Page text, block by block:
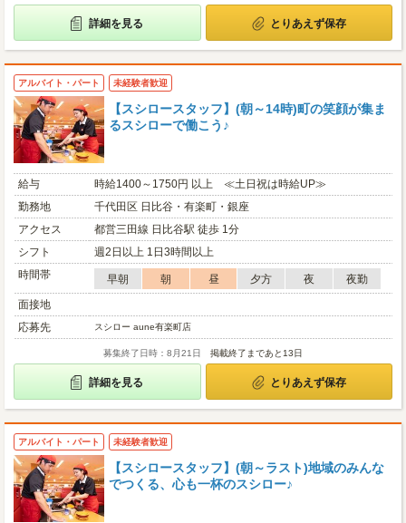
詳細を見る とりあえず保存
アルバイト・パート 未経験者歓迎
【スシロースタッフ】(朝～14時)町の笑顔が集ま
るスシローで働こう♪
給与
時給1400～1750円 以上 ≪土日祝は時給UP≫
勤務地
千代田区 日比谷・有楽町・銀座
アクセス
都営三田線 日比谷駅 徒歩 1分
シフト
週2日以上 1日3時間以上
時間帯
早朝 朝 昼 夕方 夜
夜勤
面接地
応募先
スシロー aune有楽町店
募集終了日時：8月21日 掲載終了まであと13日
詳細を見る とりあえず保存
アルバイト・パート 未経験者歓迎
【スシロースタッフ】(朝～ラスト)地域のみんな
でつくる、心も一杯のスシロー♪